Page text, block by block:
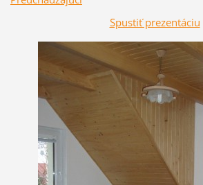
Spustiť prezentáciu